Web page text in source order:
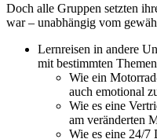
Doch alle Gruppen setzten
war – unabhängig vom
Lernreisen in andere
mit bestimmten
Wie ein
auch emotional
Wie es eine
am veränderten
Wie es eine 24/7